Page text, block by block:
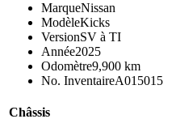
MarqueNissan
ModèleKicks
VersionSV à TI
Année2025
Odomètre9,900 km
No. InventaireA015015
Châssis